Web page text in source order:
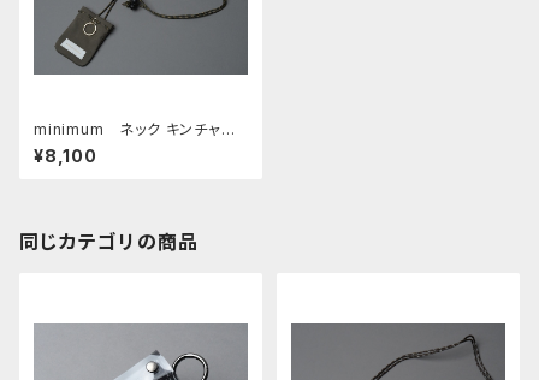
minimum ネック キンチャ
ク □オリーブ・ホワイト□
¥8,100
同じカテゴリの商品